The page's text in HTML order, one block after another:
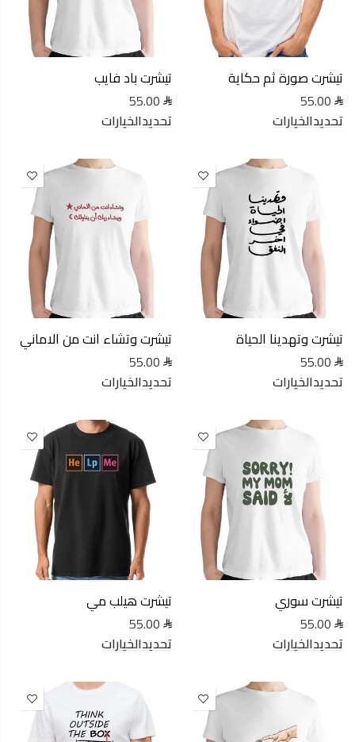
تيشرت صورة ثم حكاية
55.00
تحديدالخيارات
تيشرت باد فايب
55.00
تحديدالخيارات
تيشرت وتهدينا الحياة
55.00
تحديدالخيارات
تيشرت وتشاء انت من الاماني
55.00
تحديدالخيارات
تيشرت سوري
55.00
تحديدالخيارات
تيشرت هيلب مي
55.00
تحديدالخيارات